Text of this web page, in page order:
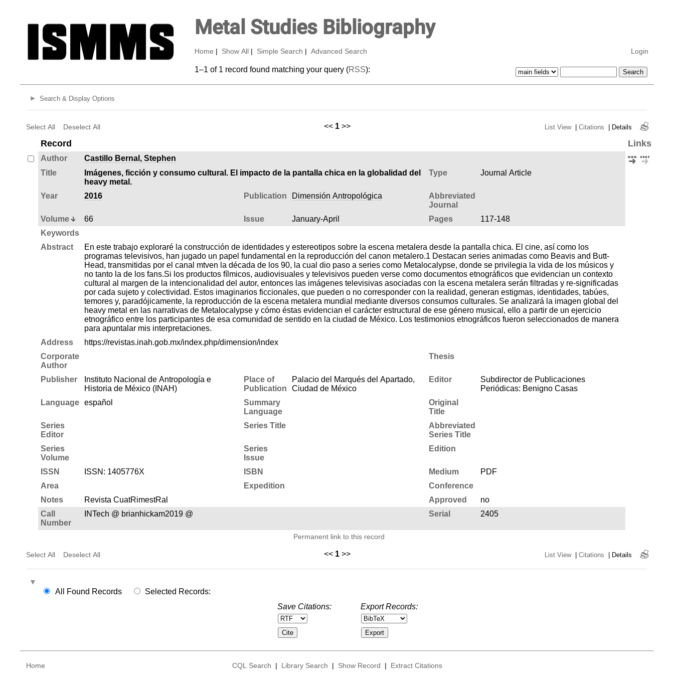
Metal Studies Bibliography
Home Show All Simple Search Advanced Search Login
1–1 of 1 record found matching your query (RSS):
Search & Display Options
Select All Deselect All << 1 >> List View | Citations | Details
Record Links
Author
Castillo Bernal, Stephen
Title
Imágenes, ficción y consumo cultural. El impacto de la pantalla chica en la globalidad del
heavy metal.
Type Journal Article
Year 2016 Publication Dimensión Antropológica
Abbreviated
Journal
Volume
66 Issue January-April Pages
117-148
Keywords
Abstract
En este trabajo exploraré la construcción de identidades y este­reotipos sobre la escena metalera desde la pantalla chica. El cine, así como los
programas televisivos, han jugado un papel fundamental en la reproducción del canon metalero.1 Destacan series animadas como Beavis and Butt-
Head, transmitidas por el canal mtven la década de los 90, la cual dio paso a series como Metalocalypse, donde se privilegia la vida de los músicos y
no tanto la de los fans.Si los productos fílmicos, audiovisuales y televisivos pueden verse como documentos etnográficos que evidencian un contexto
cultural al margen de la intencionalidad del autor, entonces las imá­genes televisivas asociadas con la escena metalera serán filtradas y re-significadas
por cada sujeto y colectividad. Estos imaginarios ficcionales, que pueden o no corresponder con la realidad, generan estigmas, identidades, tabúes,
temores y, paradójicamente, la reproducción de la escena metalera mundial mediante diversos consumos culturales. Se analizará la imagen global del
heavy metal en las na­rrativas de Metalocalypse y cómo éstas evidencian el carácter estruc­tural de ese género musical, ello a partir de un ejercicio
etnográfico entre los participantes de esa comunidad de sentido en la ciudad de México. Los testimonios etnográficos fueron seleccionados de ma­nera
para apuntalar mis interpretaciones.
Address
https://revistas.inah.gob.mx/index.php/dimension/index
Corporate
Author
Thesis
Publisher
Instituto Nacional de Antropología e
Historia de México (INAH)
Place of
Publication
Palacio del Marqués del Apartado,
Ciudad de México
Editor
Subdirector de Publicaciones
Periódicas: Benigno Casas
Language
español
Summary
Language
Original
Title
Series
Editor
Series Title
Abbreviated
Series Title
Series
Volume
Series
Issue
Edition
ISSN ISSN: 1405­776X ISBN Medium
PDF
Area
Expedition
Conference
Notes
Revista CuatRimestRal Approved
no
Call
Number
INTech @ brianhickam2019 @ Serial 2405
Permanent link to this record
Select All Deselect All << 1 >> List View | Citations | Details
All Found Records
Selected Records:
Save Citations:
Export Records:
Home CQL Search | Library Search | Show Record | Extract Citations